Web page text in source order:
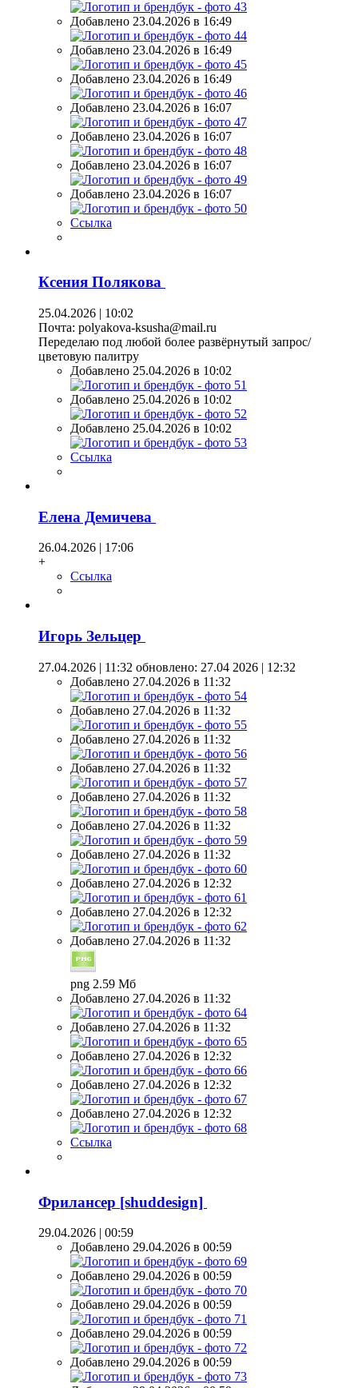
Добавлено 23.04.2026 в 16:49
Добавлено 23.04.2026 в 16:49
Добавлено 23.04.2026 в 16:49
Добавлено 23.04.2026 в 16:07
Добавлено 23.04.2026 в 16:07
Добавлено 23.04.2026 в 16:07
Добавлено 23.04.2026 в 16:07
Ссылка
Ксения Полякова
25.04.2026 | 10:02
Почта: polyakova-ksusha@mail.ru
Переделаю под любой более развёрнутый запрос/
цветовую палитру
Добавлено 25.04.2026 в 10:02
Добавлено 25.04.2026 в 10:02
Добавлено 25.04.2026 в 10:02
Ссылка
Елена Демичева
26.04.2026 | 17:06
+
Ссылка
Игорь Зельцер
27.04.2026 | 11:32 обновлено: 27.04 2026 | 12:32
Добавлено 27.04.2026 в 11:32
Добавлено 27.04.2026 в 11:32
Добавлено 27.04.2026 в 11:32
Добавлено 27.04.2026 в 11:32
Добавлено 27.04.2026 в 11:32
Добавлено 27.04.2026 в 11:32
Добавлено 27.04.2026 в 11:32
Добавлено 27.04.2026 в 12:32
Добавлено 27.04.2026 в 12:32
Добавлено 27.04.2026 в 11:32
png 2.59 Мб
Добавлено 27.04.2026 в 11:32
Добавлено 27.04.2026 в 11:32
Добавлено 27.04.2026 в 12:32
Добавлено 27.04.2026 в 12:32
Добавлено 27.04.2026 в 12:32
Ссылка
Фрилансер [shuddesign]
29.04.2026 | 00:59
Добавлено 29.04.2026 в 00:59
Добавлено 29.04.2026 в 00:59
Добавлено 29.04.2026 в 00:59
Добавлено 29.04.2026 в 00:59
Добавлено 29.04.2026 в 00:59